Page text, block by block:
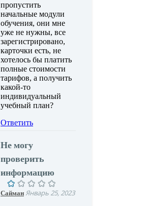
пропустить
начальные модули
обучения, они мне
уже не нужны, все
зарегистрировано,
карточки есть, не
хотелось бы платить
полные стоимости
тарифов, а получить
какой-то
индивидуальный
учебный план?
Ответить
Не могу
проверить
информацию
СайманЯнварь 25, 2023